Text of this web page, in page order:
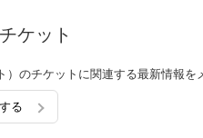
ケット
のチケットに関連する最新情報を
る